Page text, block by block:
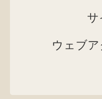
サ
ウェブ